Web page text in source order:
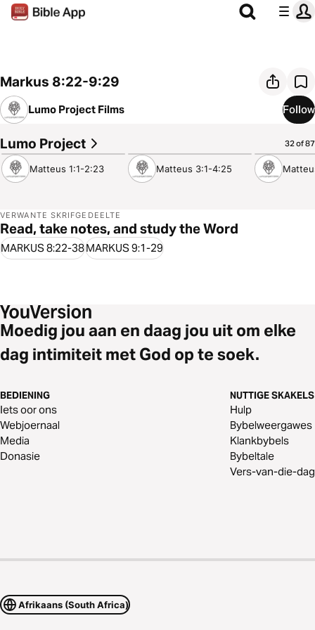
Markus 8:22-9:29
Lumo Project Films Follow
Lumo Project 32 of 87
9:33
Matteus 1:1-2:23 Matteus 3:1-4:25
VERWANTE SKRIFGEDEELTE
Read, take notes, and study the Word
MARKUS 8:22-38MARKUS 9:1-29
Moedig jou aan en daag jou uit om elke
dag intimiteit met God op te soek.
BEDIENING
Iets oor ons
Webjoernaal
Media
Donasie
NUTTIGE SKAKELS
Hulp
Bybelweergawes
Klankbybels
Bybeltale
Vers-van-die-dag
Afrikaans (South Africa)